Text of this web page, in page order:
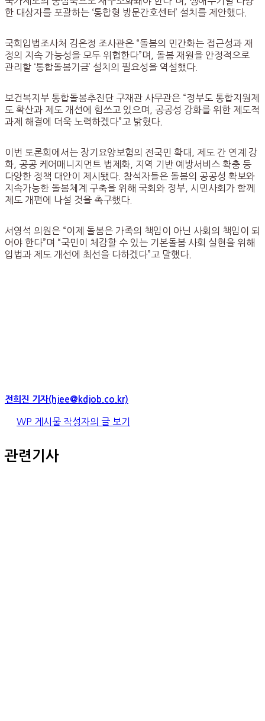
한 대상자를 포괄하는 ‘통합형 방문간호센터’ 설치를 제안했다.
국회입법조사처 김은정 조사관은 “돌봄의 민간화는 접근성과 재
정의 지속 가능성을 모두 위협한다”며, 돌봄 재원을 안정적으로
관리할 ‘통합돌봄기금’ 설치의 필요성을 역설했다.
보건복지부 통합돌봄추진단 구재관 사무관은 “정부도 통합지원제
도 확산과 제도 개선에 힘쓰고 있으며, 공공성 강화를 위한 제도적
과제 해결에 더욱 노력하겠다”고 밝혔다.
이번 토론회에서는 장기요양보험의 전국민 확대, 제도 간 연계 강
화, 공공 케어매니지먼트 법제화, 지역 기반 예방서비스 확충 등
다양한 정책 대안이 제시됐다. 참석자들은 돌봄의 공공성 확보와
지속가능한 돌봄체계 구축을 위해 국회와 정부, 시민사회가 함께
제도 개편에 나설 것을 촉구했다.
서영석 의원은 “이제 돌봄은 가족의 책임이 아닌 사회의 책임이 되
어야 한다”며 “국민이 체감할 수 있는 기본돌봄 사회 실현을 위해
입법과 제도 개선에 최선을 다하겠다”고 말했다.
전희진 기자(hjee@kdjob.co.kr)
WP 게시물 작성자의 글 보기
관련기사